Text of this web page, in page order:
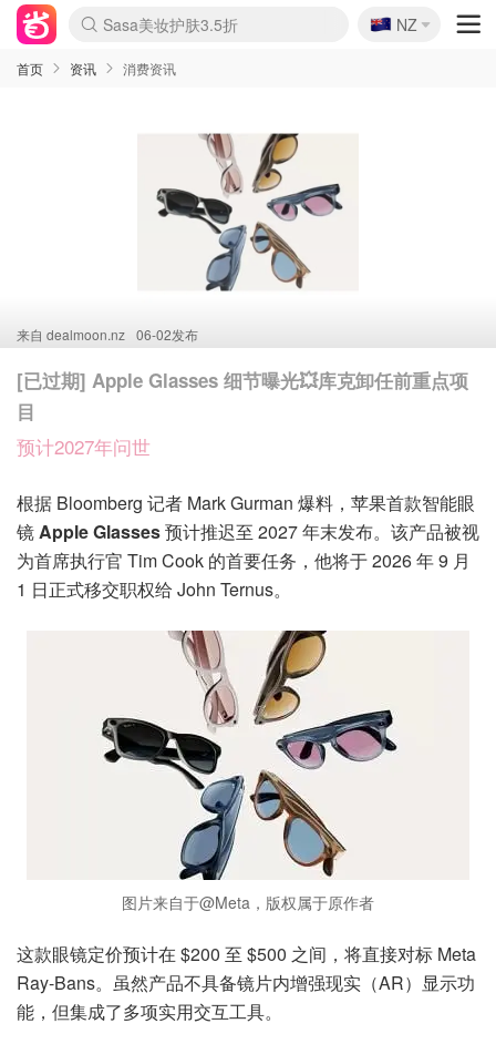
lululemon折扣上新
Sasa美妆护肤3.5折
SSENSE年中2.5折
FreshBeauty好价汇总
Cettire降价+叠9折
WWS Coles超市实拍
viagogo二手票捡漏
Myer超级周末
The Outnet奢牌1折起
David Jones 3折起
Flannels大牌1折
Perfumes Club护肤1折
AMIRO面罩$251
Amazon折扣汇总
eToro入金$200送$50
Amazon数码好物
ICONIC本周7.5折
ThedoubleF高奢地板价
Moose Knuckles 6折
丝芙兰5折起
EUFY摄像头$98
Selenichast首饰2折
Trip机票酒店促销
YSL送5件彩妆礼
Amazon家居好物
Amazon美妆护肤
雅漾大喷$8
过敏原检测盒$33
伊索独家赠50ml沐浴露
科颜氏高保湿面霜$29
SEALIFE海洋馆门票6折
丝塔芙大白罐$16
订阅Newsletter送香薰
Cult Beauty 6.8折
Harrods圣诞日历$525
LN-CC奢牌私促3折
d'Alba空姐喷雾$16
EVE LOM套装£56
Bernardelli独家4折
Adore Beauty 6折起
CT圣诞日历
Mytheresa奢品2.7折
Luxury Escapes 9折
Currentbody美容仪$881
MOON Garden Live
Roborock扫地机$649
Tingo Life水杯$24
Valentino官网5折
CR洗护套装$23
修丽可4件套$159
Myer彩妆2件7折
GANNI官网4.5折
Stylevana韩妆4折
Tessabit高奢8.5折
OGX洗发水$11
Amazon阿德莱德次日达
卡诗8.5折+赠礼
Philips Hue灯具8折
🇳🇿
NZ
首页 资讯 消费资讯
来自 dealmoon.nz 06-02发布
[已过期] Apple Glasses 细节曝光💥库克卸任前重点项
目
预计2027年问世
根据 Bloomberg 记者 Mark Gurman 爆料，苹果首款智能眼
镜Apple Glasses预计推迟至 2027 年末发布。该产品被视
为首席执行官 Tim Cook 的首要任务，他将于 2026 年 9 月
1 日正式移交职权给 John Ternus。
图片来自于@Meta，版权属于原作者
这款眼镜定价预计在 $200 至 $500 之间，将直接对标 Meta
Ray-Bans。虽然产品不具备镜片内增强现实（AR）显示功
能，但集成了多项实用交互工具。